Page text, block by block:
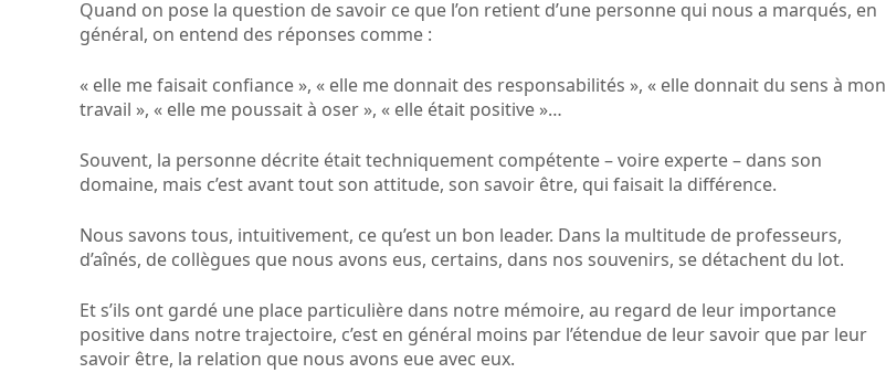
Quand on pose la question de savoir ce que l’on retient d’une personne qui nous a marqués, en
général, on entend des réponses comme :
« elle me faisait confiance », « elle me donnait des responsabilités », « elle donnait du sens à mon
travail », « elle me poussait à oser », « elle était positive »…
Souvent, la personne décrite était techniquement compétente – voire experte – dans son
domaine, mais c’est avant tout son attitude, son savoir être, qui faisait la différence.
Nous savons tous, intuitivement, ce qu’est un bon leader. Dans la multitude de professeurs,
d’aînés, de collègues que nous avons eus, certains, dans nos souvenirs, se détachent du lot.
Et s’ils ont gardé une place particulière dans notre mémoire, au regard de leur importance
positive dans notre trajectoire, c’est en général moins par l’étendue de leur savoir que par leur
savoir être, la relation que nous avons eue avec eux.